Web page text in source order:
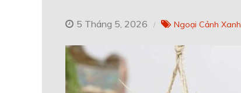
5 Tháng 5, 2026 Ngoại Cảnh Xanh